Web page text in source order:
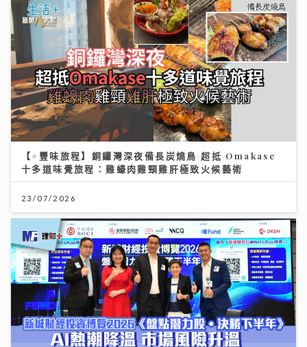
【#豐味旅程】銅鑼灣深夜備長炭燒鳥 超抵 Omakase
十多道味覺旅程：雞蠔肉雞頸雞肝極致火候藝術
23/07/2026